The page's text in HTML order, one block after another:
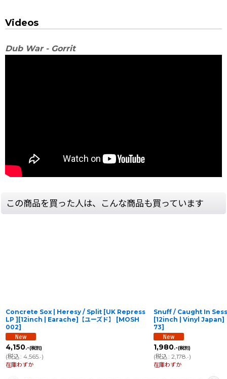
Videos
Dub War - Gorrit
この商品を買った人は、こんな商品も買っています
Concrete Sox | Heresy / Split [UK Repress
LP ][12inch | Earache]【ユーズド】
[MOSH
002]
4,150.-(税別)
(税込: 4,565.-)
在庫わずか
Snuff / Caught In
[12inch | Vinyl Japan]
73]
1,980.-(税別)
(税込: 2,178 .-)
在庫わずか